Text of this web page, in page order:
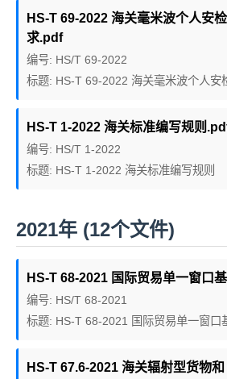
HS-T 69-2022 海关毫米波个人安
求.pdf
编号: HS/T 69-2022
标题: HS-T 69-2022 海关毫米波个人安
HS-T 1-2022 海关标准编写规则
编号: HS/T 1-2022
标题: HS-T 1-2022 海关标准编写规则
2021年 (12个文件)
HS-T 68-2021 国际贸易单一窗口
编号: HS/T 68-2021
标题: HS-T 68-2021 国际贸易单一窗口
HS-T 67.6-2021 海关辐射型货物